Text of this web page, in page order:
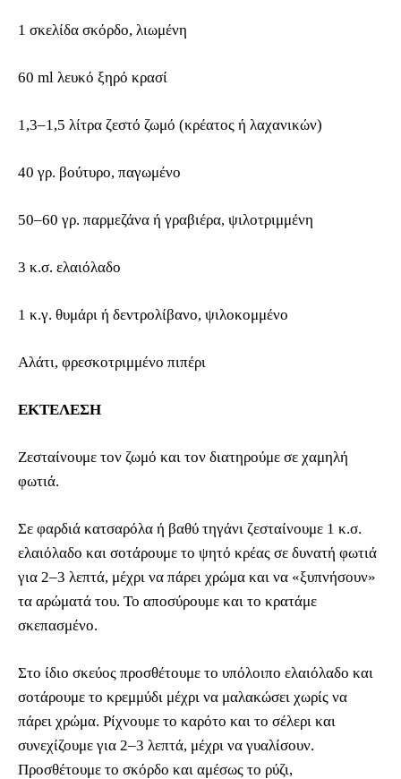
1 σκελίδα σκόρδο, λιωμένη
60 ml λευκό ξηρό κρασί
1,3–1,5 λίτρα ζεστό ζωμό (κρέατος ή λαχανικών)
40 γρ. βούτυρο, παγωμένο
50–60 γρ. παρμεζάνα ή γραβιέρα, ψιλοτριμμένη
3 κ.σ. ελαιόλαδο
1 κ.γ. θυμάρι ή δεντρολίβανο, ψιλοκομμένο
Αλάτι, φρεσκοτριμμένο πιπέρι
ΕΚΤΕΛΕΣΗ
Ζεσταίνουμε τον ζωμό και τον διατηρούμε σε χαμηλή
φωτιά.
Σε φαρδιά κατσαρόλα ή βαθύ τηγάνι ζεσταίνουμε 1 κ.σ.
ελαιόλαδο και σοτάρουμε το ψητό κρέας σε δυνατή φωτιά
για 2–3 λεπτά, μέχρι να πάρει χρώμα και να «ξυπνήσουν»
τα αρώματά του. Το αποσύρουμε και το κρατάμε
σκεπασμένο.
Στο ίδιο σκεύος προσθέτουμε το υπόλοιπο ελαιόλαδο και
σοτάρουμε το κρεμμύδι μέχρι να μαλακώσει χωρίς να
πάρει χρώμα. Ρίχνουμε το καρότο και το σέλερι και
συνεχίζουμε για 2–3 λεπτά, μέχρι να γυαλίσουν.
Προσθέτουμε το σκόρδο και αμέσως το ρύζι,